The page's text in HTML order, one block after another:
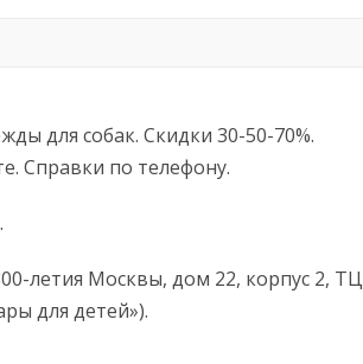
для собак. Скидки 30-50-70%.
Справки по телефону.
летия Москвы, дом 22, корпус 2, ТЦ
для детей»).